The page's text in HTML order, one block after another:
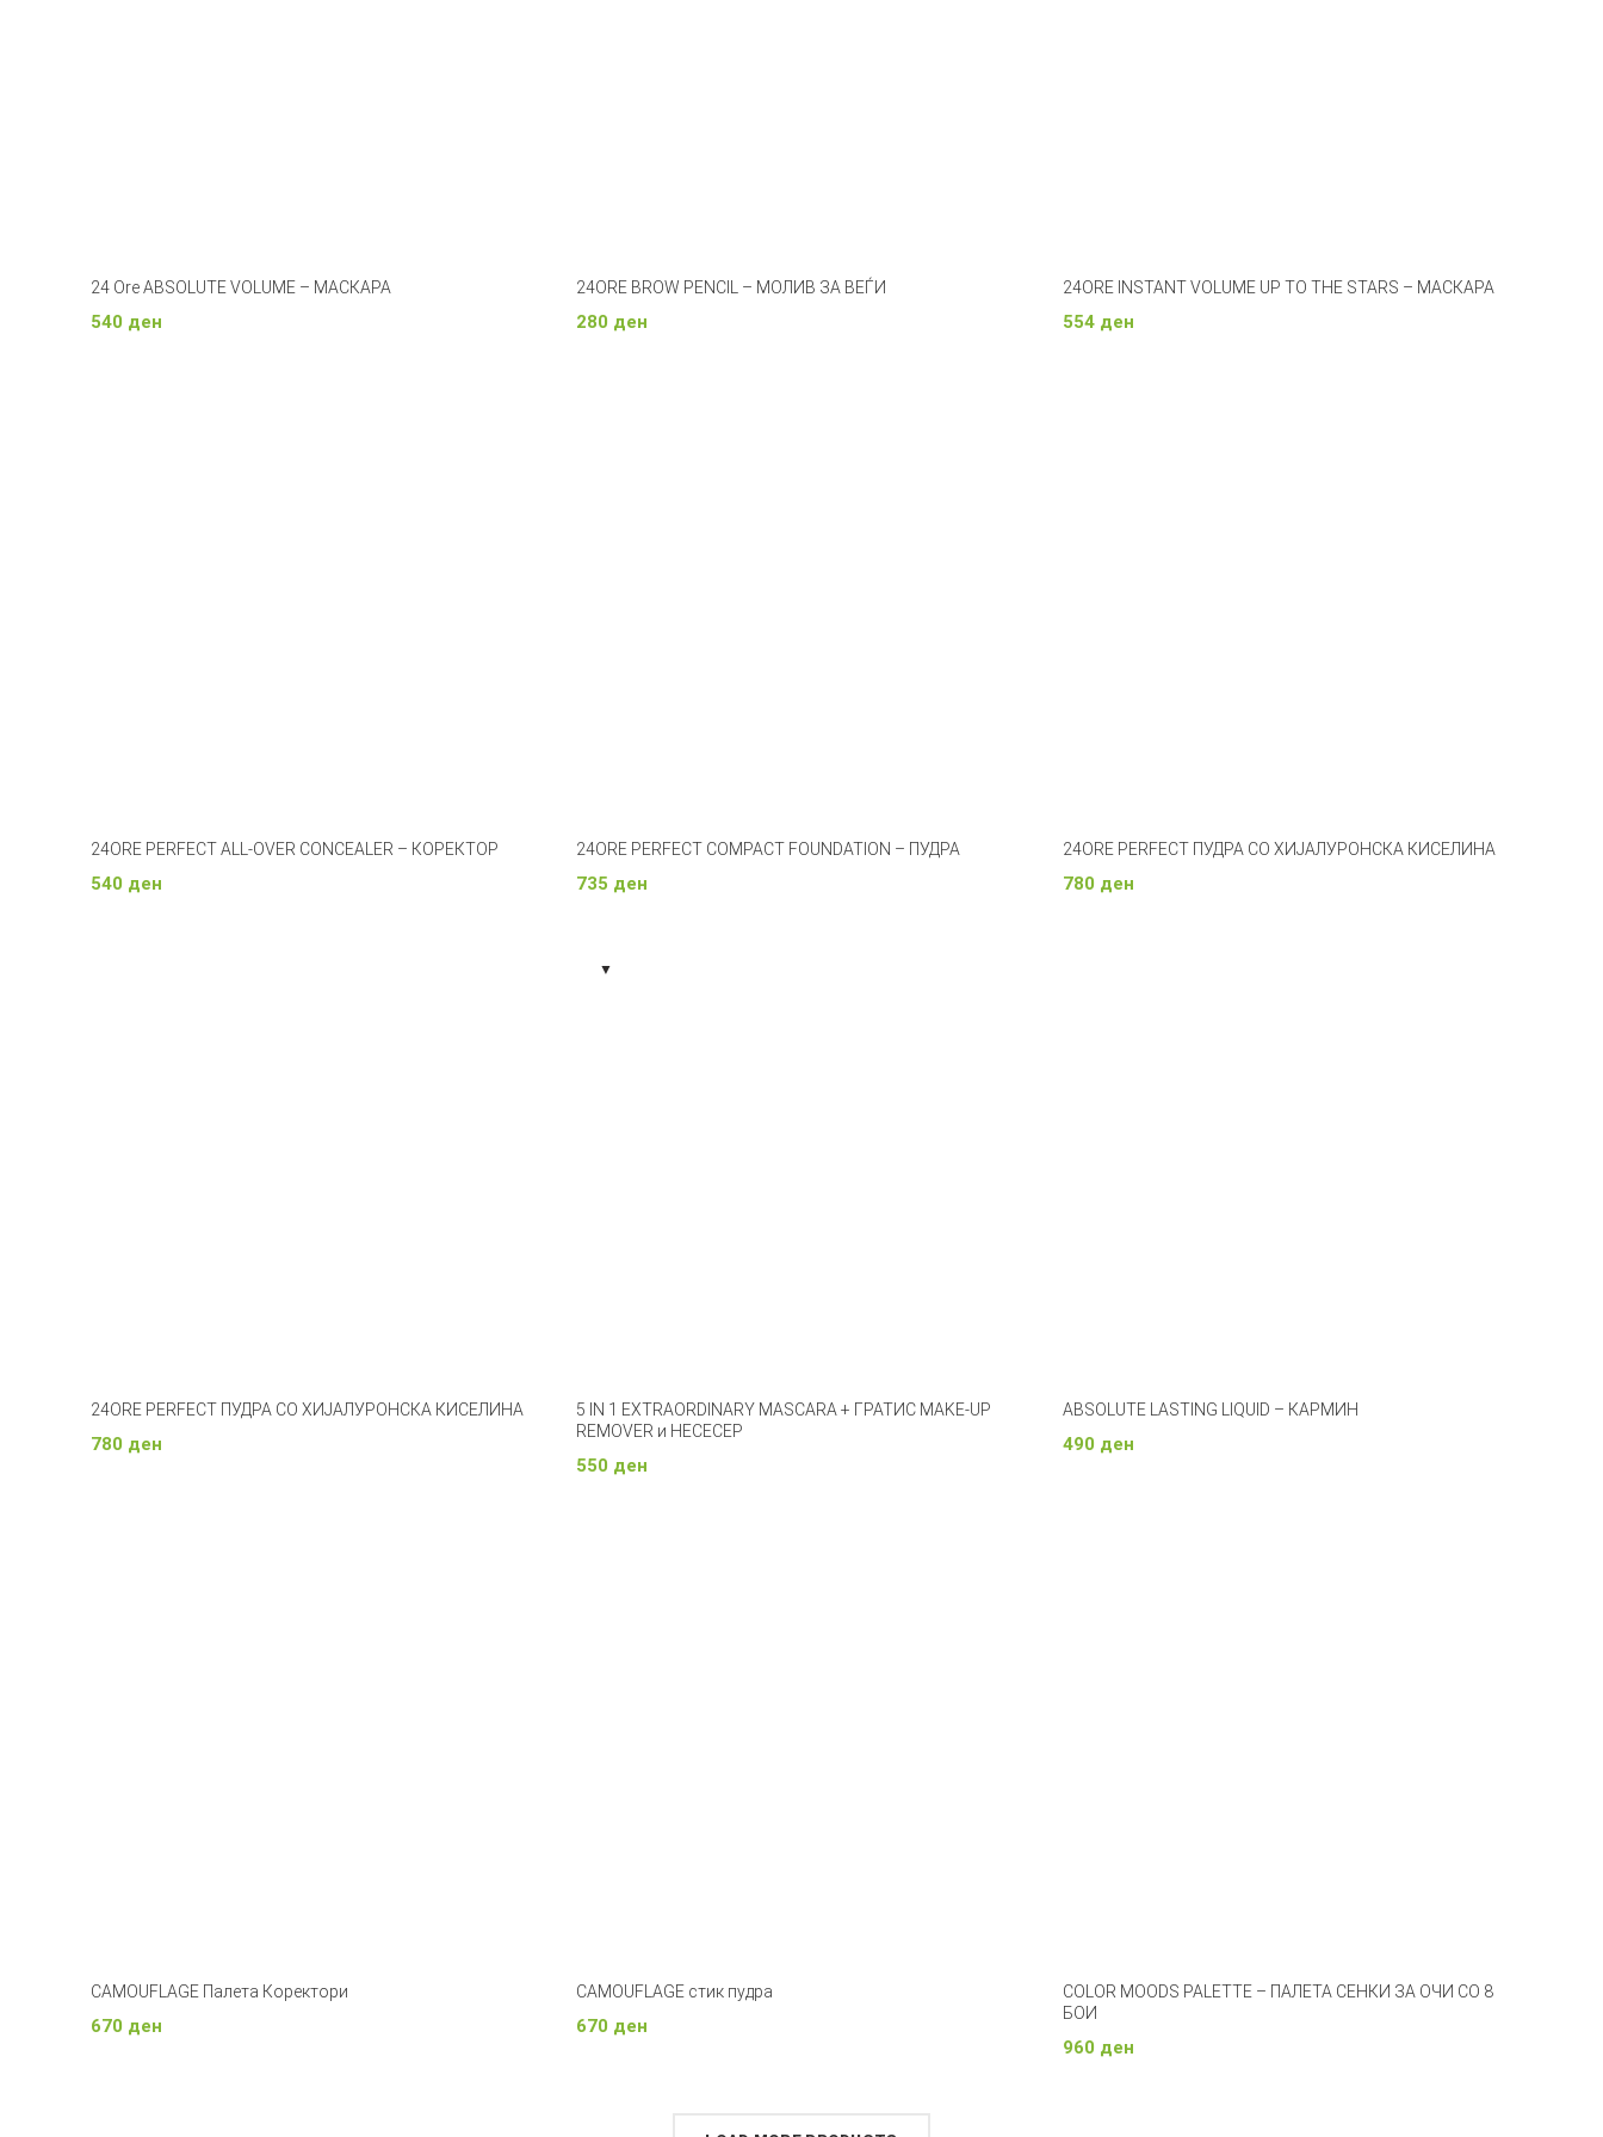
24 Ore ABSOLUTE VOLUME – МАСКАРА
540 ден
24ORE BROW PENCIL – МОЛИВ ЗА ВЕЃИ
280 ден
24ORE INSTANT VOLUME UP TO THE STARS – МАСКАРА
554 ден
24ORE PERFECT ALL-OVER CONCEALER – КОРЕКТОР
540 ден
24ORE PERFECT COMPACT FOUNDATION – ПУДРА
735 ден
24ORE PERFECT ПУДРА СО ХИЈАЛУРОНСКА КИСЕЛИНА
780 ден
24ORE PERFECT ПУДРА СО ХИЈАЛУРОНСКА КИСЕЛИНА
780 ден
▼
5 IN 1 EXTRAORDINARY MASCARA + ГРАТИС MAKE-UP
REMOVER и НЕСЕСЕР
550 ден
ABSOLUTE LASTING LIQUID – КАРМИН
490 ден
CAMOUFLAGE Палета Коректори
670 ден
CAMOUFLAGE стик пудра
670 ден
COLOR MOODS PALETTE – ПАЛЕТА СЕНКИ ЗА ОЧИ СО 8
БОИ
960 ден